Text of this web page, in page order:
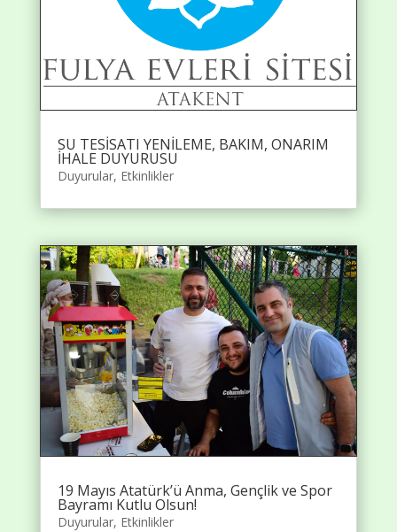
SU TESİSATI YENİLEME, BAKIM, ONARIM
İHALE DUYURUSU
Duyurular, Etkinlikler
19 Mayıs Atatürk’ü Anma, Gençlik ve Spor
Bayramı Kutlu Olsun!
Duyurular, Etkinlikler